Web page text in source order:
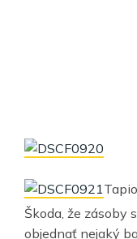
Škoda, že zásoby
objednať nejaký